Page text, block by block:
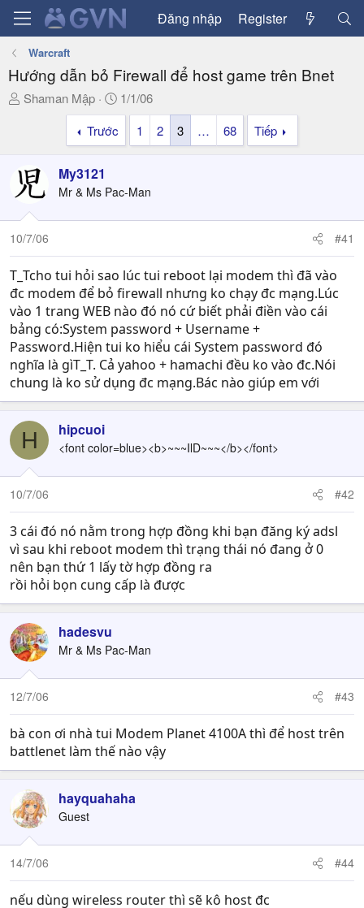
Đăng nhập Register
Warcraft
Hướng dẫn bỏ Firewall để host game trên Bnet
T
d
s
t
a
t
e
r
Shaman Mập
N
g
y
i
1/1/06
Trước
1 2 3 … 68 Tiếp
My3121
Mr & Ms Pac-Man
10/7/06 #41
T_Tcho tui hỏi sao lúc tui reboot lại modem thì đã vào
đc modem để bỏ firewall nhưng ko chạy đc mạng.Lúc
vào 1 trang WEB nào đó nó cứ biết phải điền vào cái
bảng có:System password + Username +
Password.Hiện tui ko hiểu cái System password đó
nghĩa là gìT_T. Cả yahoo + hamachi đều ko vào đc.Nói
chung là ko sử dụng đc mạng.Bác nào giúp em với
H hipcuoi
<font color=blue><b>~~~IlD~~~</b></font>
10/7/06 #42
3 cái đó nó nằm trong hợp đồng khi bạn đăng ký adsl
vì sau khi reboot modem thì trạng thái nó đang ở 0
nên bạn thứ 1 lấy tờ hợp đồng ra
rồi hỏi bọn cung cấp là được
hadesvu
Mr & Ms Pac-Man
12/7/06 #43
bà con ơi nhà tui Modem Planet 4100A thì để host trên
battlenet làm thế nào vậy
hayquahaha
Guest
14/7/06 #44
nếu dùng wireless router thì sẽ kô host đc